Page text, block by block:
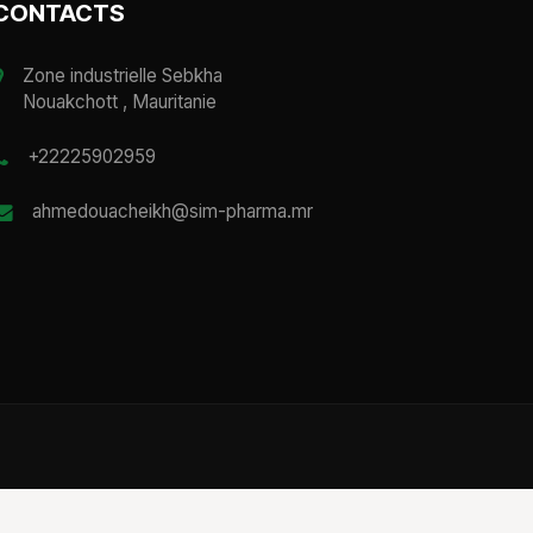
Zone industrielle Sebkha
Nouakchott , Mauritanie
+22225902959
ahmedouacheikh@sim-pharma.mr